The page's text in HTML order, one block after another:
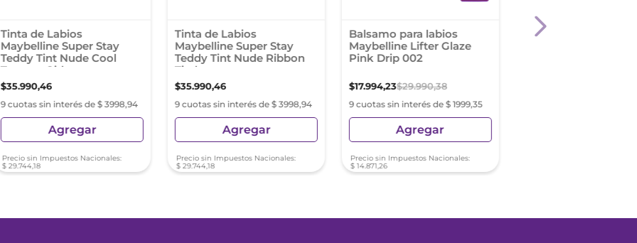
Tinta de Labios
Maybelline Super Stay
Teddy Tint Nude Cool
Tomato Girl
$35.990,46
9 cuotas sin interés de $ 3998,94
Agregar
Precio sin Impuestos Nacionales:
$ 29.744,18
Tinta de Labios
Maybelline Super Stay
Teddy Tint Nude Ribbon
Tied
$35.990,46
9 cuotas sin interés de $ 3998,94
Agregar
Precio sin Impuestos Nacionales:
$ 29.744,18
Balsamo para labios
Maybelline Lifter Glaze
Pink Drip 002
$17.994,23$29.990,38
9 cuotas sin interés de $ 1999,35
Agregar
Precio sin Impuestos Nacionales:
$ 14.871,26
Balsamo para labios